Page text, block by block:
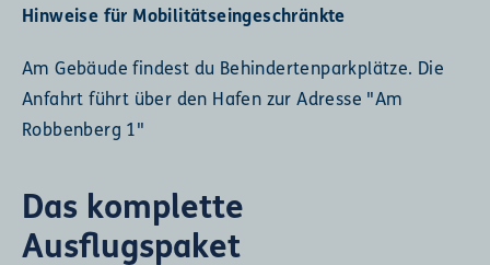
Hinweise für Mobilitätseingeschränkte
Am Gebäude findest du Behindertenparkplätze. Die
Anfahrt führt über den Hafen zur Adresse "Am
Robbenberg 1"
Das komplette
Ausflugspaket